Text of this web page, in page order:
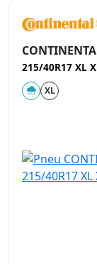
215/40R17 XL
XL